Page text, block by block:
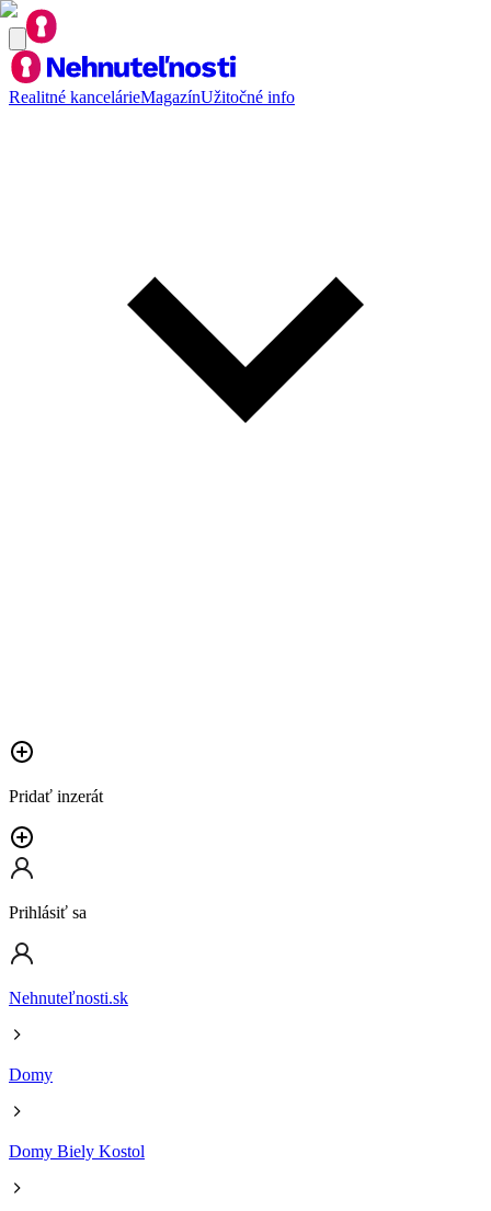
Realitné kancelárieMagazínUžitočné info
Pridať inzerát
Prihlásiť sa
Nehnuteľnosti.sk
Domy
Domy Biely Kostol